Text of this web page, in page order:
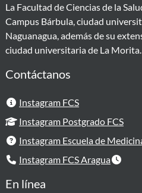
La Facultad de Ciencias de la
Campus Bárbula, ciudad
Naguanagua, además de su
ciudad universitaria de La Morita.
Contáctanos
Instagram FCS
Instagram Postgrado FCS
Instagram Escuela de
Instagram FCS Aragua
En línea